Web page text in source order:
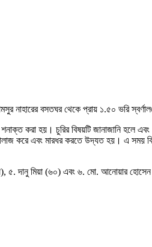
নাহারের বসতঘর থেকে প্রায় ১.৫০ ভরি
করা হয়। চুরির বিষয়টি জানাজানি হলে এবং
করে এবং মারধর করতে উদ্যত হয়। এ সময়
দানু মিয়া (৬০) এবং ৬. মো. আনোয়ার হোসেন